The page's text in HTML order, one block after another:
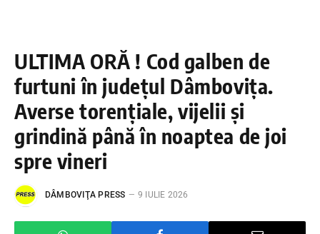
ULTIMA ORĂ ! Cod galben de
furtuni în județul Dâmbovița.
Averse torențiale, vijelii și
grindină până în noaptea de joi
spre vineri
DÂMBOVIŢA PRESS 9 IULIE 2026